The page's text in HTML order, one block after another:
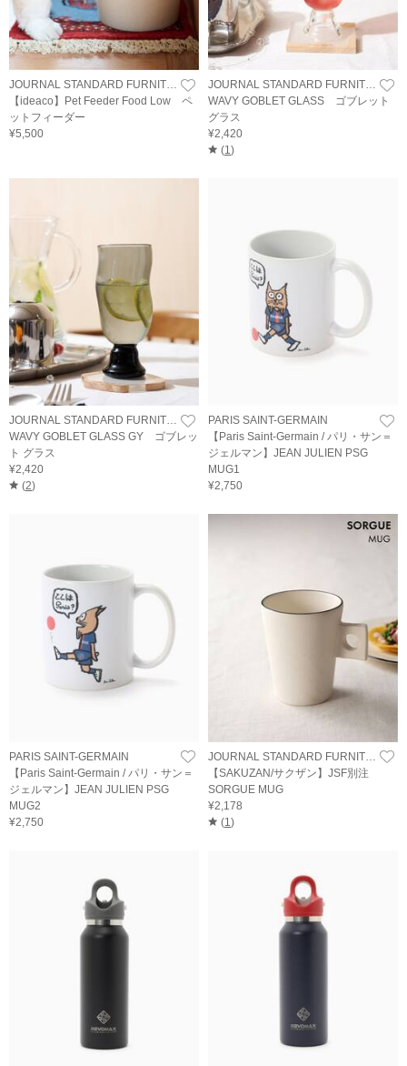
【ideaco】Pet Feeder Food Low ペ
ットフィーダー
¥5,500
WAVY GOBLET GLASS ゴブレット
グラス
¥2,420
(1 )
JOURNAL STANDARD FURNITURE
WAVY GOBLET GLASS GY ゴブレッ
ト グラス
¥2,420
(2)
PARIS SAINT-GERMAIN
【Paris Saint-Germain / パリ・サン＝
ジェルマン】JEAN JULIEN PSG
MUG1
¥2,750
PARIS SAINT-GERMAIN
【Paris Saint-Germain / パリ・サン＝
ジェルマン】JEAN JULIEN PSG
MUG2
¥2,750
【SAKUZAN/サクザン】JSF別注
SORGUE MUG
¥2,178
(1 )